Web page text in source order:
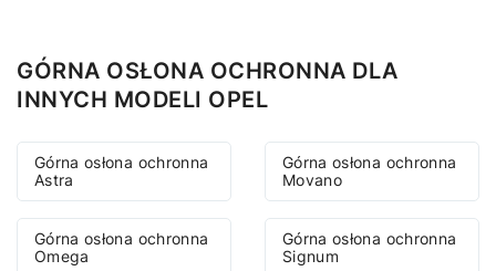
GÓRNA OSŁONA OCHRONNA DLA
INNYCH MODELI OPEL
Górna osłona ochronna
Astra
Górna osłona ochronna
Movano
Górna osłona ochronna
Omega
Górna osłona ochronna
Signum